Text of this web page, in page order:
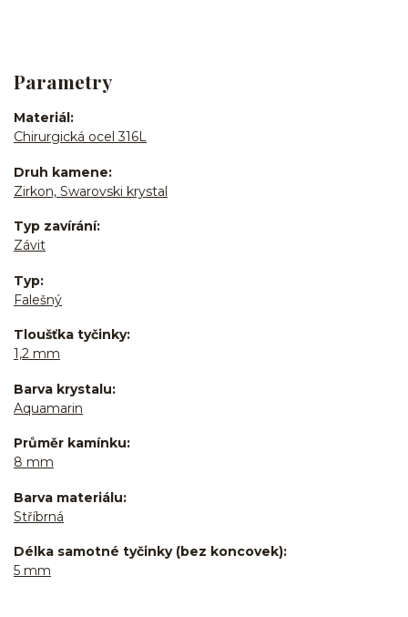
Parametry
Materiál
Chirurgická ocel 316L
Druh kamene
Zirkon, Swarovski krystal
Typ zavírání
Závit
Typ
Falešný
Tloušťka tyčinky
1,2 mm
Barva krystalu
Aquamarin
Průměr kamínku
8 mm
Barva materiálu
Stříbrná
Délka samotné tyčinky (bez koncovek)
5 mm